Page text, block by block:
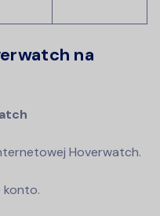
na
Hoverwatch.
konto.